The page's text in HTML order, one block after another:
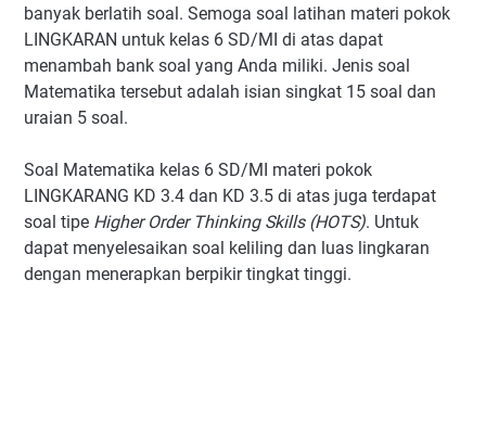
banyak berlatih soal. Semoga soal latihan materi pokok
LINGKARAN untuk kelas 6 SD/MI di atas dapat
menambah bank soal yang Anda miliki. Jenis soal
Matematika tersebut adalah isian singkat 15 soal dan
uraian 5 soal.
Soal Matematika kelas 6 SD/MI materi pokok
LINGKARANG KD 3.4 dan KD 3.5 di atas juga terdapat
soal tipe Higher Order Thinking Skills (HOTS). Untuk
dapat menyelesaikan soal keliling dan luas lingkaran
dengan menerapkan berpikir tingkat tinggi.